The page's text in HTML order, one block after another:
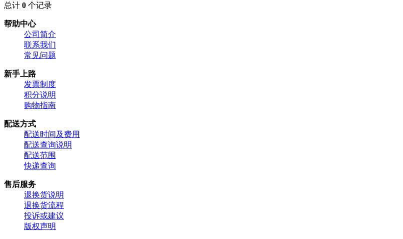
总计 0 个记录
帮助中心
公司简介
联系我们
常见问题
新手上路
发票制度
积分说明
购物指南
配送方式
配送时间及费用
配送查询说明
配送范围
快递查询
售后服务
退换货说明
退换货流程
投诉或建议
版权声明